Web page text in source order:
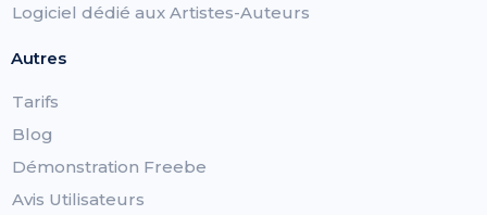
Logiciel dédié aux Artistes-Auteurs
Autres
Tarifs
Blog
Démonstration Freebe
Avis Utilisateurs